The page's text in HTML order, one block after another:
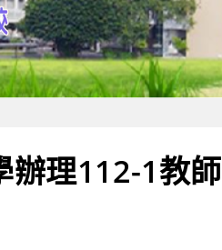
辦理112-1教師